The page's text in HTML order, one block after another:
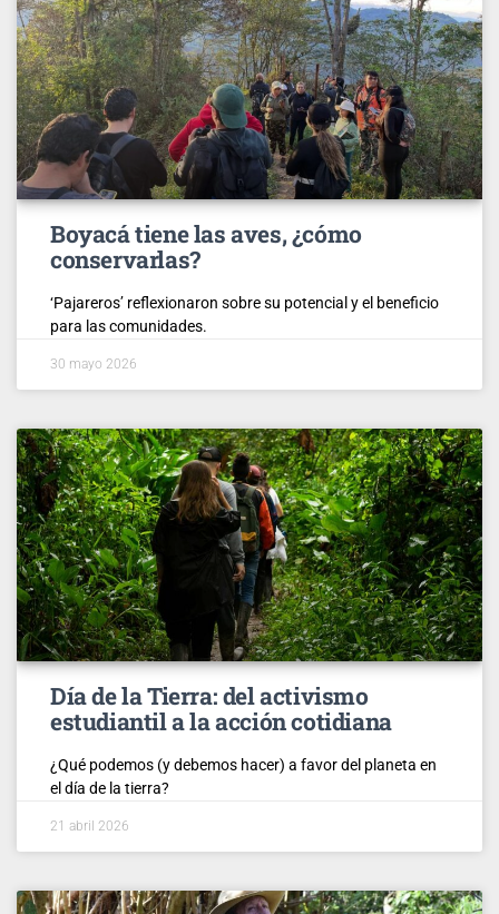
Boyacá tiene las aves, ¿cómo
conservarlas?
‘Pajareros’ reflexionaron sobre su potencial y el beneficio
para las comunidades.
30 mayo 2026
Día de la Tierra: del activismo
estudiantil a la acción cotidiana
¿Qué podemos (y debemos hacer) a favor del planeta en
el día de la tierra?
21 abril 2026